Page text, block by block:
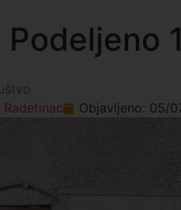
Podeljeno
Radetinac Objavljeno: 05/